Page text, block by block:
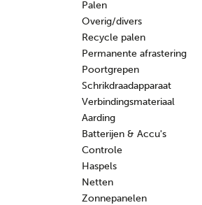
Palen
Overig/divers
Recycle palen
Permanente afrastering
Poortgrepen
Schrikdraadapparaat
Verbindingsmateriaal
Aarding
Batterijen & Accu's
Controle
Haspels
Netten
Zonnepanelen